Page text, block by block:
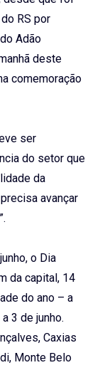
RS por
Adão
deste
comemoração
ser
do setor que
da
avançar
o Dia
da capital, 14
do ano – a
3 de junho.
Caxias
Monte Belo